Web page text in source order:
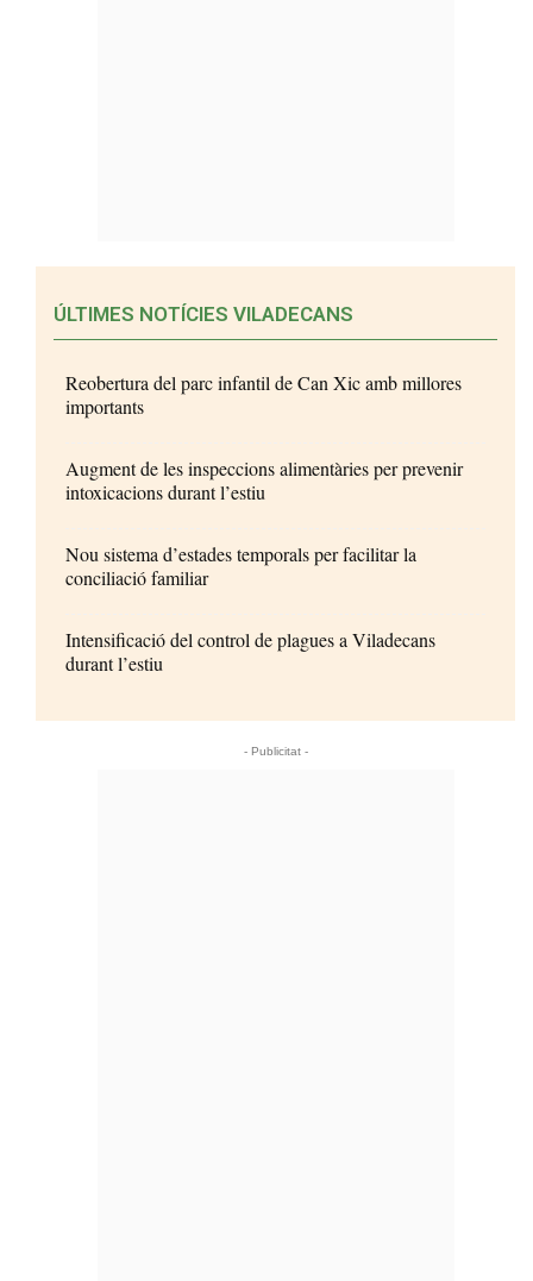
ÚLTIMES NOTÍCIES VILADECANS
Reobertura del parc infantil de Can Xic amb millores
importants
Augment de les inspeccions alimentàries per prevenir
intoxicacions durant l’estiu
Nou sistema d’estades temporals per facilitar la
conciliació familiar
Intensificació del control de plagues a Viladecans
durant l’estiu
- Publicitat -